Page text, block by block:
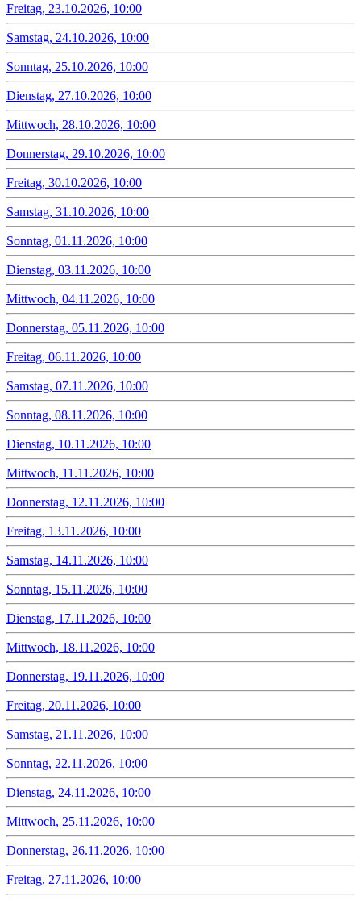
Freitag, 23.10.2026, 10:00
Samstag, 24.10.2026, 10:00
Sonntag, 25.10.2026, 10:00
Dienstag, 27.10.2026, 10:00
Mittwoch, 28.10.2026, 10:00
Donnerstag, 29.10.2026, 10:00
Freitag, 30.10.2026, 10:00
Samstag, 31.10.2026, 10:00
Sonntag, 01.11.2026, 10:00
Dienstag, 03.11.2026, 10:00
Mittwoch, 04.11.2026, 10:00
Donnerstag, 05.11.2026, 10:00
Freitag, 06.11.2026, 10:00
Samstag, 07.11.2026, 10:00
Sonntag, 08.11.2026, 10:00
Dienstag, 10.11.2026, 10:00
Mittwoch, 11.11.2026, 10:00
Donnerstag, 12.11.2026, 10:00
Freitag, 13.11.2026, 10:00
Samstag, 14.11.2026, 10:00
Sonntag, 15.11.2026, 10:00
Dienstag, 17.11.2026, 10:00
Mittwoch, 18.11.2026, 10:00
Donnerstag, 19.11.2026, 10:00
Freitag, 20.11.2026, 10:00
Samstag, 21.11.2026, 10:00
Sonntag, 22.11.2026, 10:00
Dienstag, 24.11.2026, 10:00
Mittwoch, 25.11.2026, 10:00
Donnerstag, 26.11.2026, 10:00
Freitag, 27.11.2026, 10:00